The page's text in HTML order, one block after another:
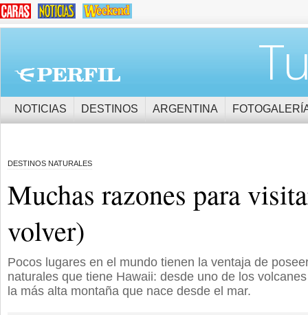
NOTICIAS DESTINOS ARGENTINA
DESTINOS NATURALES
Muchas razones para
volver)
Pocos lugares en el mundo tienen la ventaja de
naturales que tiene Hawaii: desde uno de los
la más alta montaña que nace desde el mar.